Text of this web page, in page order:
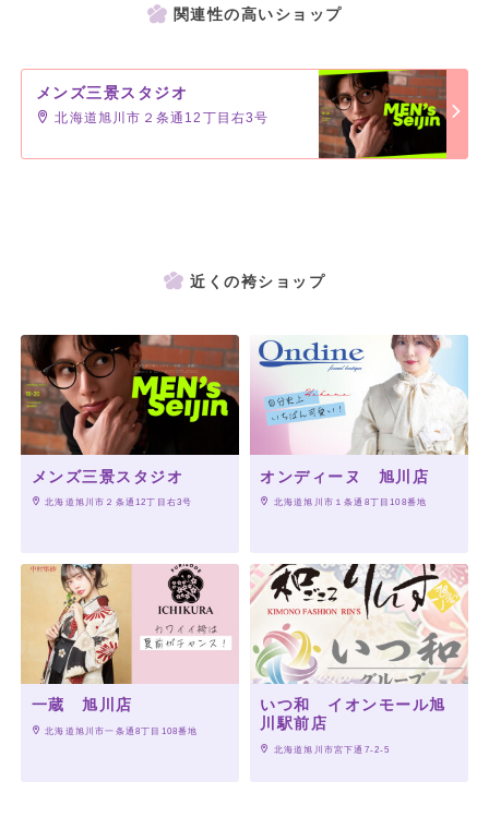
関連性の高いショップ
メンズ三景スタジオ
北海道旭川市２条通12丁目右3号
近くの袴ショップ
メンズ三景スタジオ
北海道旭川市２条通12丁目右3号
オンディーヌ 旭川店
北海道旭川市１条通8丁目108番地
一蔵 旭川店
北海道旭川市一条通8丁目108番地
いつ和 イオンモール旭
川駅前店
北海道旭川市宮下通7-2-5